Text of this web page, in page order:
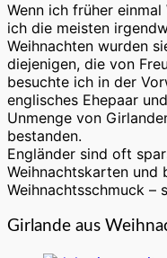
Wenn ich früher
ich die meisten
Weihnachten wurden
diejenigen, die von
besuchte ich in der
englisches Ehepaar
Unmenge von
bestanden.
Engländer sind oft
Weihnachtskarten und
Weihnachtsschmuck –
Girlande aus